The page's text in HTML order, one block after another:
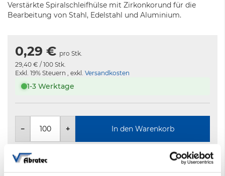
Verstärkte Spiralschleifhülse mit Zirkonkorund für die
Bearbeitung von Stahl, Edelstahl und Aluminium.
0,29 € pro Stk.
29,40 € / 100 Stk.
Exkl. 19% Steuern , exkl. Versandkosten
1-3 Werktage
− + In den Warenkorb